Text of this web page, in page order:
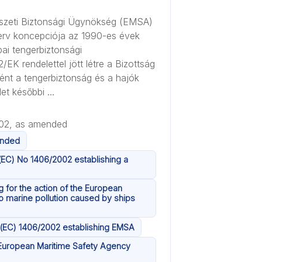
Biztonsági Ügynökség (EMSA)
koncepciója az 1990-es évek
tengerbiztonsági
EK rendelettel jött létre a Bizottság
a tengerbiztonság és a hajók
későbbi ...
No 1406/2002 establishing a
for the action of the European
marine pollution caused by ships
1406/2002 establishing EMSA
Maritime Safety Agency